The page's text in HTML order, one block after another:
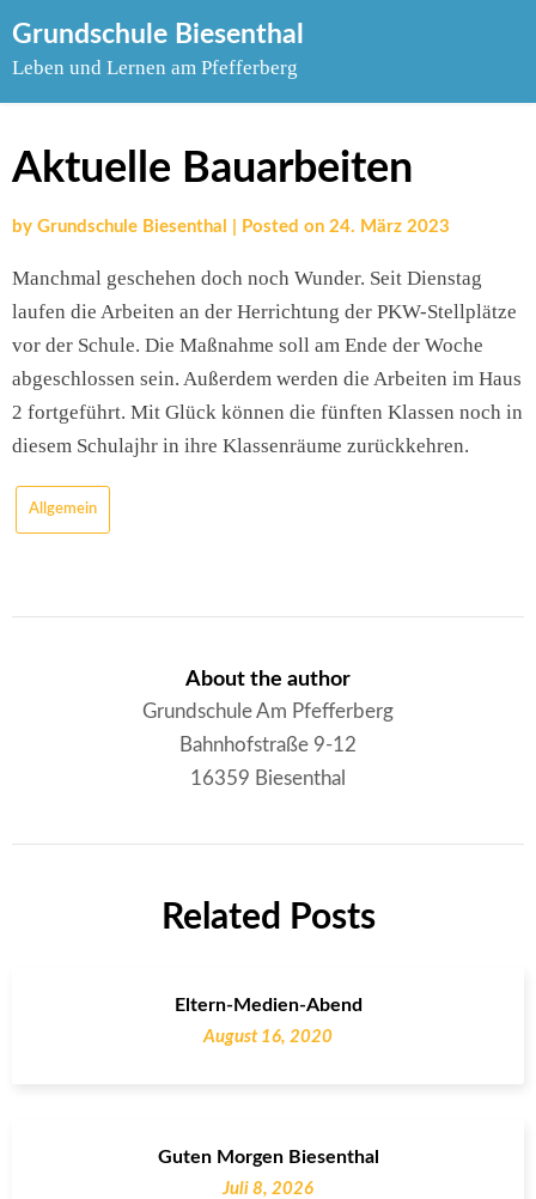
to
Grundschule Biesenthal
Leben und Lernen am Pfefferberg
Aktuelle Bauarbeiten
by Grundschule Biesenthal Posted on 24. März 2023
Manchmal geschehen doch noch Wunder. Seit Dienstag
laufen die Arbeiten an der Herrichtung der PKW-Stellplätze
vor der Schule. Die Maßnahme soll am Ende der Woche
abgeschlossen sein. Außerdem werden die Arbeiten im Haus
2 fortgeführt. Mit Glück können die fünften Klassen noch in
diesem Schulajhr in ihre Klassenräume zurückkehren.
Allgemein
About the author
Grundschule Am Pfefferberg
Bahnhofstraße 9-12
16359 Biesenthal
Related Posts
Eltern-Medien-Abend
August 16, 2020
Guten Morgen Biesenthal
Juli 8, 2026